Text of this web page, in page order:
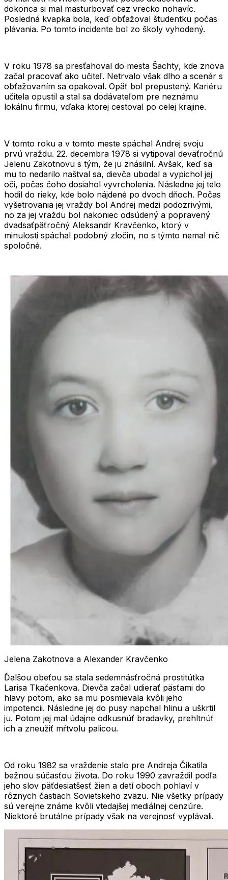
dokonca si mal masturbovať cez vrecko nohavíc.
Posledná kvapka bola, keď obťažoval študentku počas
plávania. Po tomto incidente bol zo školy vyhodený.
V roku 1978 sa presťahoval do mesta Šachty, kde znova
začal pracovať ako učiteľ. Netrvalo však dlho a scenár s
obťažovaním sa opakoval. Opäť bol prepustený. Kariéru
učitela opustil a stal sa dodávateľom pre neznámu
lokálnu firmu, vďaka ktorej cestoval po celej krajine.
V tomto roku a v tomto meste spáchal Andrej svoju
prvú vraždu. 22. decembra 1978 si vytipoval deväťročnú
Jelenu Zakotnovu s tým, že ju znásilní. Avšak, keď sa
mu to nedarilo naštval sa, dievča ubodal a vypichol jej
oči, počas čoho dosiahol vyvrcholenia. Následne jej telo
hodil do rieky, kde bolo nájdené po dvoch dňoch. Počas
vyšetrovania jej vraždy bol Andrej medzi podozrivými,
no za jej vraždu bol nakoniec odsúdený a popravený
dvadsaťpäťročný Aleksandr Kravčenko, ktorý v
minulosti spáchal podobný zločin, no s týmto nemal nič
spoločné.
Jelena Zakotnova a Alexander Kravčenko
Ďalšou obeťou sa stala sedemnásťročná prostitútka
Larisa Tkačenkova. Dievča začal udierať päsťami do
hlavy potom, ako sa mu posmievala kvôli jeho
impotencii. Následne jej do pusy napchal hlinu a uškrtil
ju. Potom jej mal údajne odkusnúť bradavky, prehltnúť
ich a zneužiť mŕtvolu palicou.
Od roku 1982 sa vraždenie stalo pre Andreja Čikatila
bežnou súčasťou života. Do roku 1990 zavraždil podľa
jeho slov päťdesiatšesť žien a detí oboch pohlavív
rôznych častiach Sovietskeho zväzu. Nie všetky prípady
sú verejne známe kvôli vtedajšej mediálnej cenzúre.
Niektoré brutálne prípady však na verejnosť vyplávali.